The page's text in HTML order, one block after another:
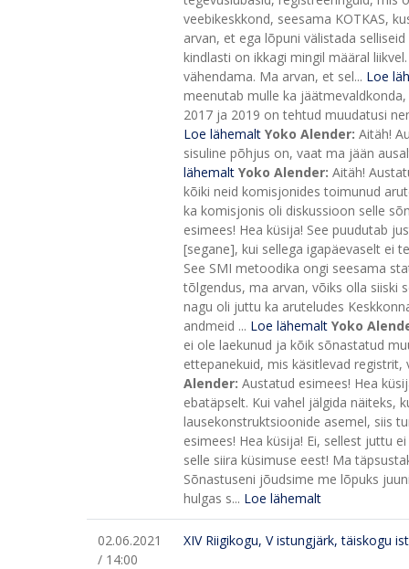
veebikeskkond, seesama KOTKAS,
arvan, et ega lõpuni välistada
kindlasti on ikkagi mingil määral
vähendama. Ma arvan, et sel... Loe
meenutab mulle ka
2017 ja 2019 on tehtud muudatusi
Loe lähemalt Yoko Alender: Aitäh!
sisuline põhjus on, vaat ma jään
lähemalt Yoko Alender: Aitäh!
kõiki neid komisjonides toimunud
ka komisjonis oli diskussioon selle
esimees! Hea küsija! See puudutab
[segane], kui sellega igapäevaselt ei
See SMI metoodika ongi seesama
tõlgendus, ma arvan, võiks olla siiski
nagu oli juttu ka aruteludes
andmeid ... Loe lähemalt Yoko
ei ole laekunud ja kõik sõnastatud
ettepanekuid, mis käsitlevad
Alender: Austatud esimees! Hea
ebatäpselt. Kui vahel jälgida näiteks,
lausekonstruktsioonide asemel, siis
esimees! Hea küsija! Ei, sellest juttu
selle siira küsimuse eest! Ma
Sõnastuseni jõudsime me lõpuks
hulgas s... Loe lähemalt
02.06.2021
/ 14:00
XIV Riigikogu, V istungjärk, täiskogu